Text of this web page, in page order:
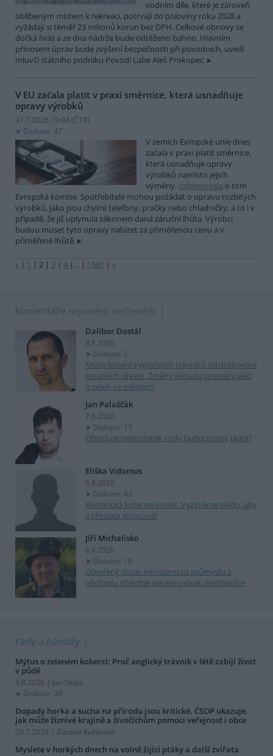
vodním díle, které je zároveň
oblíbeným místem k rekreaci, potrvají do poloviny roku 2028 a
vyžádají si téměř 23 milionů korun bez DPH. Celkové obnovy se
dočká hráz a ze dna nádrže bude odtěženo bahno. Hlavním
přínosem úprav bude zvýšení bezpečnosti při povodních, uvedl
mluvčí státního podniku Povodí Labe Aleš Prokopec.
V EU začala platit v praxi směrnice, která usnadňuje
opravy výrobků
31.7.2026 19:04 (ČTK)
Diskuse: 47
V zemích Evropské unie dnes
začala v praxi platit směrnice,
která usnadňuje opravy
výrobků namísto jejich
výměny. Informovala o tom
Evropská komise. Spotřebitelé mohou požádat o opravu rozbitých
výrobků, jako jsou chytré telefony, pračky nebo chladničky, a to i v
případě, že již uplynula zákonem daná záruční lhůta. Výrobci
budou muset tyto opravy nabízet za přiměřenou cenu a v
přiměřené lhůtě.
« | 1 | 2 | 3 | 4 | .. | 1581 | »
komentáře nejnovější nejčtenější
Dalibor Dostál
8.8.2026
Diskuse: 2
Místo kosení vyprahlých trávníků odstraňování
invazních dřevin. Změny klimatu promění péči
o zeleň ve městech
Jan Palaščák
7.8.2026
Diskuse: 13
Ohrožuje nedostatek vody budoucnost jádra?
Eliška Vidomus
6.8.2026
Diskuse: 43
Klimatická krize není over. Vyzýváme vládu, aby
ji přestala ignorovat
Jiří Michalisko
6.8.2026
Diskuse: 18
Otevřený dopis ministerstvu průmyslu a
obchodu ohledně sanace odvalu Heřmanice
rady a návody
Mýtus o zeleném koberci: Proč anglický trávník v létě zabíjí život
v půdě
4.8.2026 | Jan Skala
Diskuse: 34
Dopady horka a sucha na přírodu jsou kritické. ČSOP ukazuje,
jak může žíznivé krajině a živočichům pomoci veřejnost i obce
29.7.2026 | Zuzana Kučerová
Myslete v horkých dnech na volně žijící ptáky a další zvířata